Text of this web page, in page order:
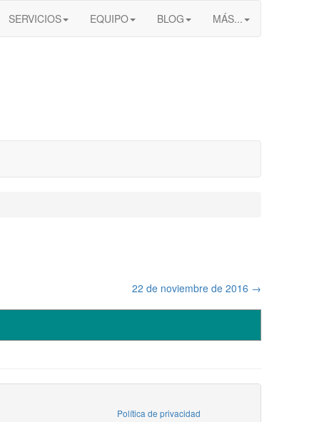
SERVICIOS EQUIPO BLOG MÁS...
22 de noviembre de 2016 →
Política de privacidad